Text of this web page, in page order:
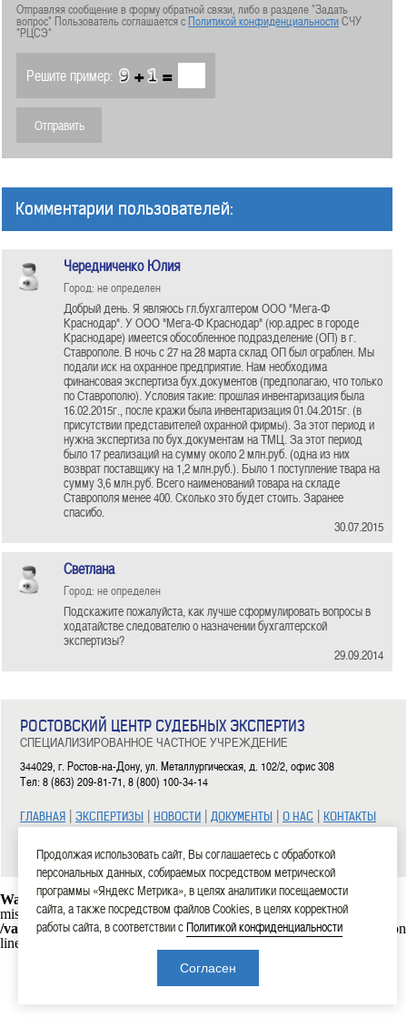
Отправляя сообщение в форму обратной связи, либо в разделе "Задать
вопрос" Пользователь соглашается сПолитикой конфиденциальностиСЧУ
"РЦСЭ"
Решите пример: + =
Комментарии пользователей:
Чередниченко Юлия
Город: не определен
Добрый день. Я являюсь гл.бухгалтером ООО "Мега-Ф
Краснодар". У ООО "Мега-Ф Краснодар" (юр.адрес в городе
Краснодаре) имеется обособленное подразделение (ОП) в г.
Ставрополе. В ночь с 27 на 28 марта склад ОП был ограблен. Мы
подали иск на охранное предприятие. Нам необходима
финансовая экспертиза бух.документов (предполагаю, что только
по Ставрополю). Условия такие: прошлая инвентаризация была
16.02.2015г., после кражи была инвентаризация 01.04.2015г. (в
присутствии представителей охранной фирмы). За этот период и
нужна экспертиза по бух.документам на ТМЦ. За этот период
было 17 реализаций на сумму около 2 млн.руб. (одна из них
возврат поставщику на 1,2 млн.руб.). Было 1 поступление твара на
сумму 3,6 млн.руб. Всего наименований товара на складе
Ставрополя менее 400. Сколько это будет стоить. Заранее
спасибо.
30.07.2015
Светлана
Город: не определен
Подскажите пожалуйста, как лучше сформулировать вопросы в
ходатайстве следователю о назначении бухгалтерской
экспертизы?
29.09.2014
РОСТОВСКИЙ ЦЕНТР СУДЕБНЫХ ЭКСПЕРТИЗ
СПЕЦИАЛИЗИРОВАННОЕ ЧАСТНОЕ УЧРЕЖДЕНИЕ
344029, г. Ростов-на-Дону, ул. Металлургическая, д. 102/2, офис 308
Тел: 8 (863) 209-81-71, 8 (800) 100-34-14
ГЛАВНАЯ | ЭКСПЕРТИЗЫ | НОВОСТИ | ДОКУМЕНТЫ | О НАС | КОНТАКТЫ
2006—2026 СЧУ «Ростовский центр судебных экспертиз»
Warning: mysql_connect(): Headers and client library minor version
mismatch. Headers:101113 Library:30317 in
/var/www/rostexpert.ru/data/www/rostexpert.ru/blocks/db.php
on
line
Продолжая использовать сайт, Вы соглашаетесь с обработкой
персональных данных, собираемых посредством метрической
программы «Яндекс Метрика», в целях аналитики посещаемости
сайта, а также посредством файлов Cookies, в целях корректной
работы сайта, в соответствии сПолитикой конфиденциальности
Согласен